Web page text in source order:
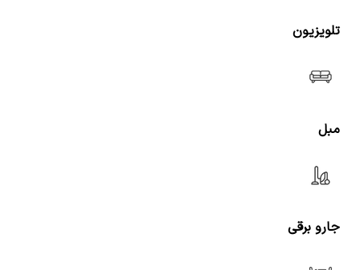
تلویزیون
مبل
جارو برقی